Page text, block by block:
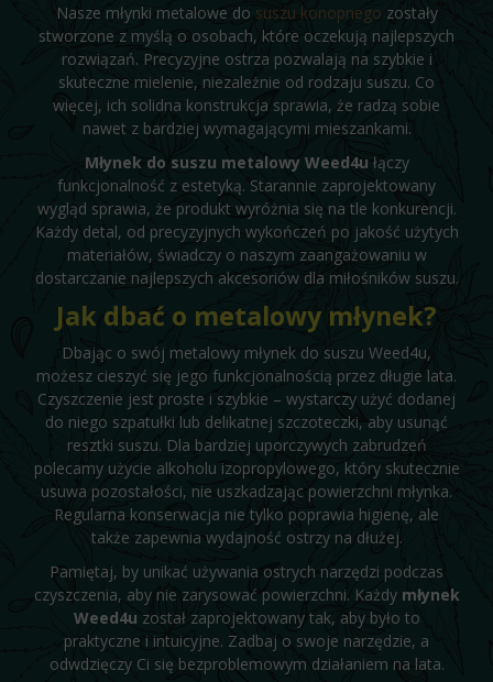
Nasze młynki metalowe do suszu konopnego zostały
stworzone z myślą o osobach, które oczekują najlepszych
rozwiązań. Precyzyjne ostrza pozwalają na szybkie i
skuteczne mielenie, niezależnie od rodzaju suszu. Co
więcej, ich solidna konstrukcja sprawia, że radzą sobie
nawet z bardziej wymagającymi mieszankami.
Młynek do suszu metalowy Weed4u łączy
funkcjonalność z estetyką. Starannie zaprojektowany
wygląd sprawia, że produkt wyróżnia się na tle konkurencji.
Każdy detal, od precyzyjnych wykończeń po jakość użytych
materiałów, świadczy o naszym zaangażowaniu w
dostarczanie najlepszych akcesoriów dla miłośników suszu.
Jak dbać o metalowy młynek?
Dbając o swój metalowy młynek do suszu Weed4u,
możesz cieszyć się jego funkcjonalnością przez długie lata.
Czyszczenie jest proste i szybkie – wystarczy użyć dodanej
do niego szpatułki lub delikatnej szczoteczki, aby usunąć
resztki suszu. Dla bardziej uporczywych zabrudzeń
polecamy użycie alkoholu izopropylowego, który skutecznie
usuwa pozostałości, nie uszkadzając powierzchni młynka.
Regularna konserwacja nie tylko poprawia higienę, ale
także zapewnia wydajność ostrzy na dłużej.
Pamiętaj, by unikać używania ostrych narzędzi podczas
czyszczenia, aby nie zarysować powierzchni. Każdy młynek
Weed4u został zaprojektowany tak, aby było to
praktyczne i intuicyjne. Zadbaj o swoje narzędzie, a
odwdzięczy Ci się bezproblemowym działaniem na lata.